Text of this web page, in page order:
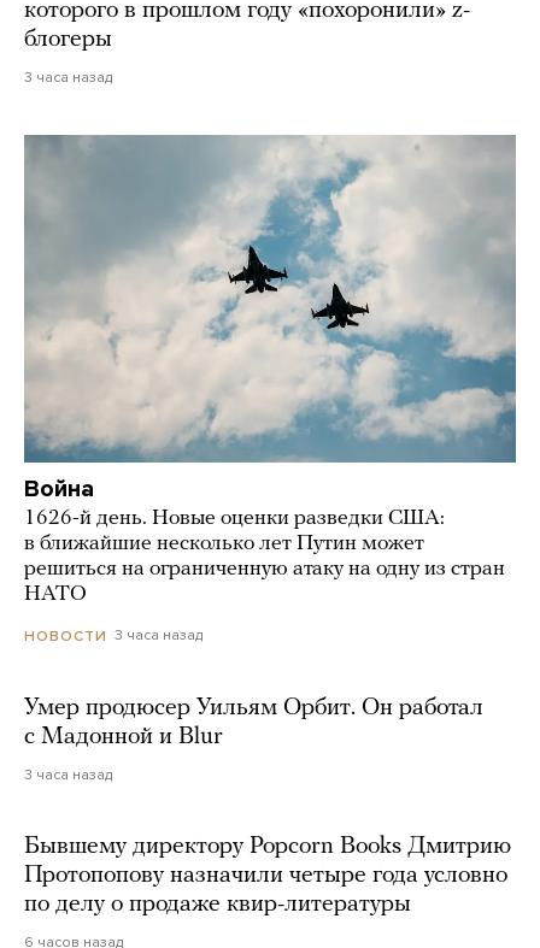
которого в прошлом году «похоронили» z-
блогеры
3 часа назад
Война
1626-й день. Новые оценки разведки США:
в ближайшие несколько лет Путин может
решиться на ограниченную атаку на одну из стран
НАТО
НОВОСТИ 3 часа назад
Умер продюсер Уильям Орбит. Он работал
с Мадонной и Blur
3 часа назад
Бывшему директору Popcorn Books Дмитрию
Протопопову назначили четыре года условно
по делу о продаже квир-литературы
6 часов назад